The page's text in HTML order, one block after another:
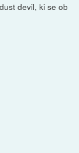
devil, ki se ob